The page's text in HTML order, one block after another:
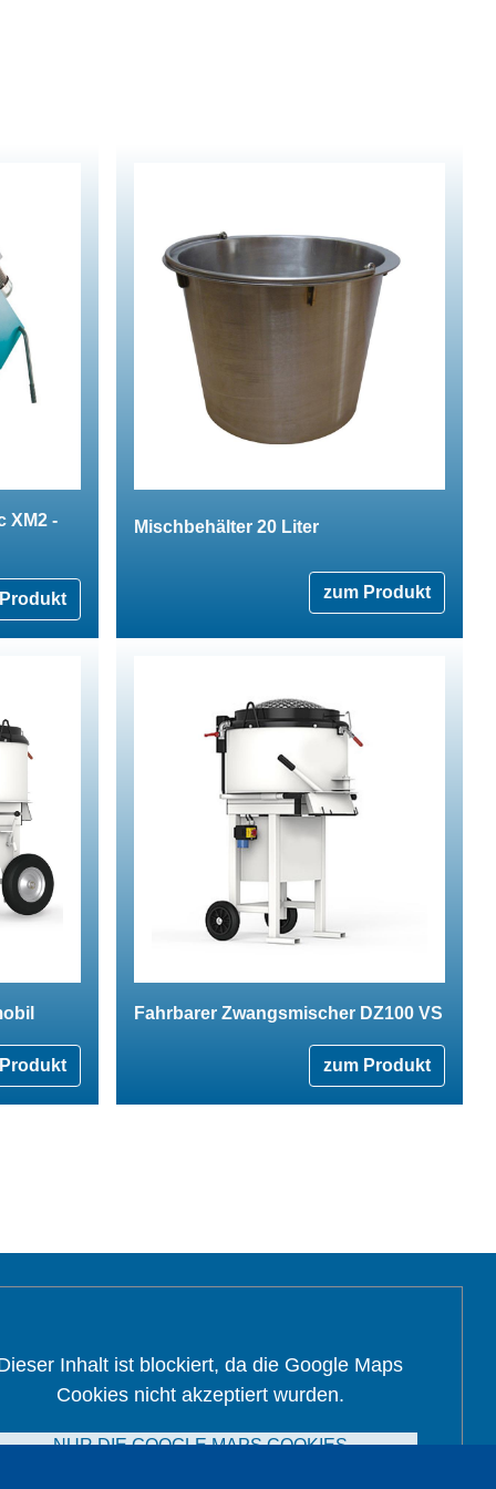
XM2 - Mischbehälter 20 Liter
zum Produkt
Fahrbarer Zwangsmischer DZ100 VS
zum Produkt
Inhalt ist blockiert, da die Google Maps
Cookies nicht akzeptiert wurden.
NUR DIE GOOGLE MAPS COOKIES